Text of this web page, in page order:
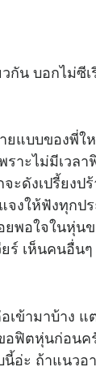
กัน บอกไม่ซี
ยแบบของพี่ใ
าะไม่มีเวลา
ะดังเปรี้ยงป
งให้ฟังทุกปร
พอใจในหุ่นข
ร์ เห็นคนอื่น
เข้ามาบ้าง แ
อฟิตหุ่นก่อนค
นี้อ่ะ ถ้าแนวอ